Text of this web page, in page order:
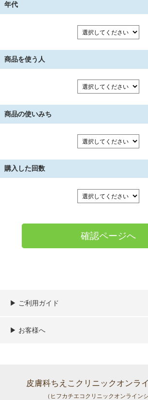
年代
商品を使う人
商品の使いみち
購入した回数
▶︎ ご利用ガイド
ご利用ガイド
決済／配送／送料について
取り扱い商品一覧
顧客情報の取扱について
特定商取引法の表記
▶︎ お客様へ
皮膚科ちえこクリニックオンラ
（ヒフカチエコクリニックオンライン